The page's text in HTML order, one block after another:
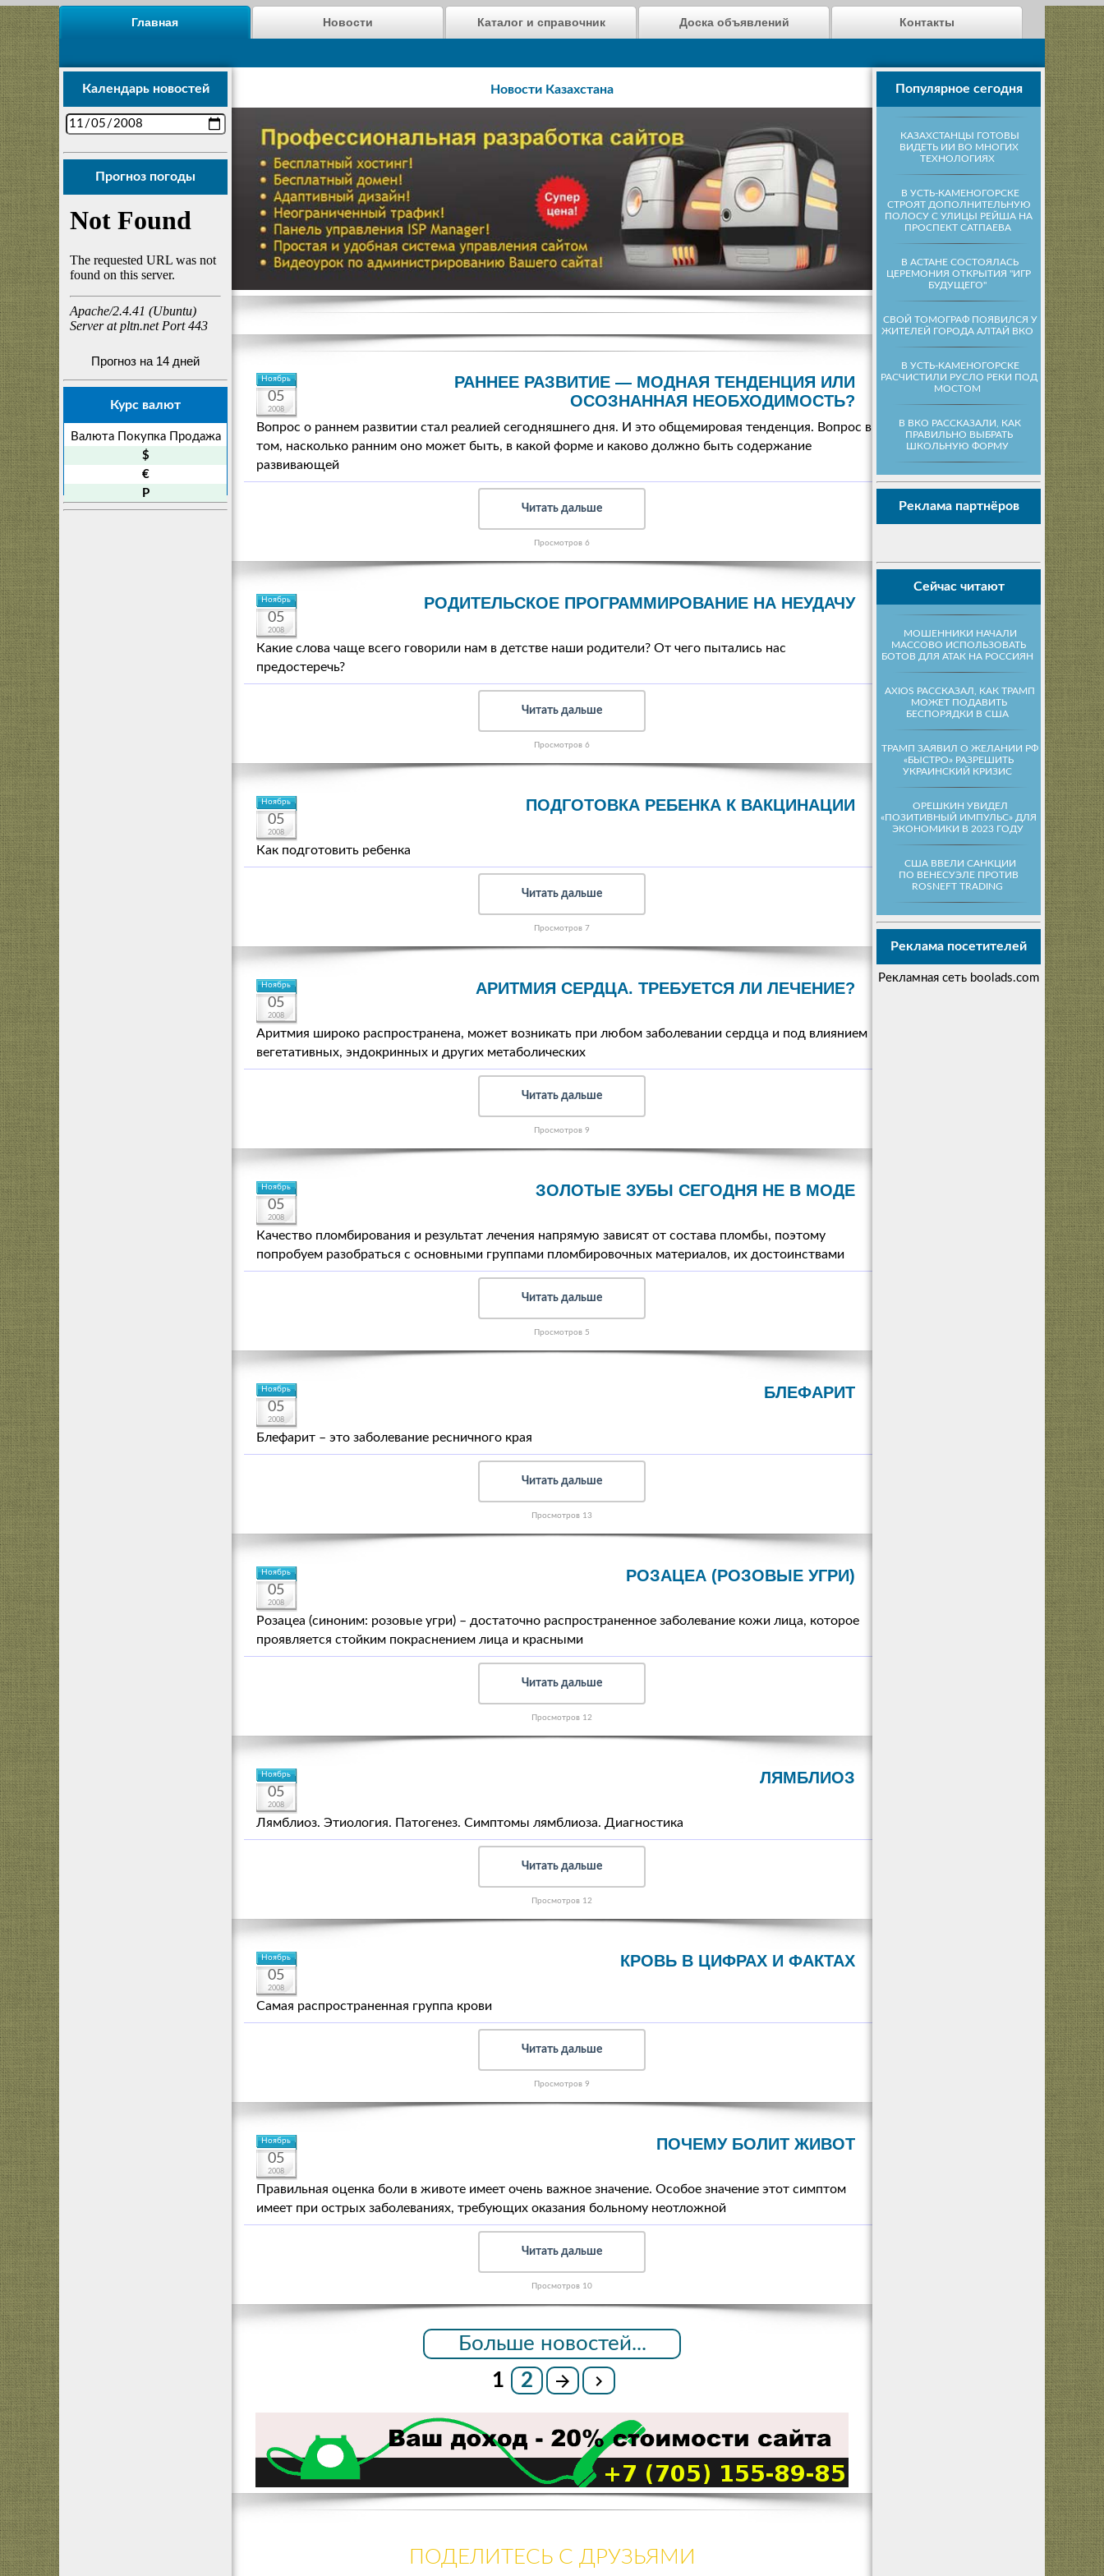
Главная Новости Каталог и справочник Доска объявлений Контакты
Популярное сегодня
КАЗАХСТАНЦЫ ГОТОВЫ
ВИДЕТЬ ИИ ВО МНОГИХ
ТЕХНОЛОГИЯХ
В УСТЬ-КАМЕНОГОРСКЕ
СТРОЯТ ДОПОЛНИТЕЛЬНУЮ
ПОЛОСУ С УЛИЦЫ РЕЙША НА
ПРОСПЕКТ САТПАЕВА
В АСТАНЕ СОСТОЯЛАСЬ
ЦЕРЕМОНИЯ ОТКРЫТИЯ "ИГР
БУДУЩЕГО"
СВОЙ ТОМОГРАФ ПОЯВИЛСЯ У
ЖИТЕЛЕЙ ГОРОДА АЛТАЙ ВКО
В УСТЬ-КАМЕНОГОРСКЕ
РАСЧИСТИЛИ РУСЛО РЕКИ ПОД
МОСТОМ
В ВКО РАССКАЗАЛИ, КАК
ПРАВИЛЬНО ВЫБРАТЬ
ШКОЛЬНУЮ ФОРМУ
Реклама партнёров
Сейчас читают
МОШЕННИКИ НАЧАЛИ
МАССОВО ИСПОЛЬЗОВАТЬ
БОТОВ ДЛЯ АТАК НА РОССИЯН
AXIOS РАССКАЗАЛ, КАК ТРАМП
МОЖЕТ ПОДАВИТЬ
БЕСПОРЯДКИ В США
ТРАМП ЗАЯВИЛ О ЖЕЛАНИИ РФ
«БЫСТРО» РАЗРЕШИТЬ
УКРАИНСКИЙ КРИЗИС
ОРЕШКИН УВИДЕЛ
«ПОЗИТИВНЫЙ ИМПУЛЬС» ДЛЯ
ЭКОНОМИКИ В 2023 ГОДУ
США ВВЕЛИ САНКЦИИ
ПО ВЕНЕСУЭЛЕ ПРОТИВ
ROSNEFT TRADING
Реклама посетителей
Рекламная сеть boolads.com
Календарь новостей
Прогноз погоды
Прогноз на 14 дней
Курс валют
Валюта Покупка
Продажа
$
€
P
Новости Казахстана
Ноябрь
05
2008
РАННЕЕ РАЗВИТИЕ — МОДНАЯ ТЕНДЕНЦИЯ ИЛИ
ОСОЗНАННАЯ НЕОБХОДИМОСТЬ?
Вопрос о раннем развитии стал реалией сегодняшнего дня. И это общемировая тенденция. Вопрос в
том, насколько ранним оно может быть, в какой форме и каково должно быть содержание
развивающей
Читать дальше
Просмотров 6
Ноябрь
05
2008
РОДИТЕЛЬСКОЕ ПРОГРАММИРОВАНИЕ НА НЕУДАЧУ
Какие слова чаще всего говорили нам в детстве наши родители? От чего пытались нас
предостеречь?
Читать дальше
Просмотров 6
Ноябрь
05
2008
ПОДГОТОВКА РЕБЕНКА К ВАКЦИНАЦИИ
Как подготовить ребенка
Читать дальше
Просмотров 7
Ноябрь
05
2008
АРИТМИЯ СЕРДЦА. ТРЕБУЕТСЯ ЛИ ЛЕЧЕНИЕ?
Аритмия широко распространена, может возникать при любом заболевании сердца и под влиянием
вегетативных, эндокринных и других метаболических
Читать дальше
Просмотров 9
Ноябрь
05
2008
ЗОЛОТЫЕ ЗУБЫ СЕГОДНЯ НЕ В МОДЕ
Качество пломбирования и результат лечения напрямую зависят от состава пломбы, поэтому
попробуем разобраться с основными группами пломбировочных материалов, их достоинствами
Читать дальше
Просмотров 5
Ноябрь
05
2008
БЛЕФАРИТ
Блефарит – это заболевание ресничного края
Читать дальше
Просмотров 13
Ноябрь
05
2008
РОЗАЦЕА (РОЗОВЫЕ УГРИ)
Розацеа (синоним: розовые угри) – достаточно распространенное заболевание кожи лица, которое
проявляется стойким покраснением лица и красными
Читать дальше
Просмотров 12
Ноябрь
05
2008
ЛЯМБЛИОЗ
Лямблиоз. Этиология. Патогенез. Симптомы лямблиоза. Диагностика
Читать дальше
Просмотров 12
Ноябрь
05
2008
КРОВЬ В ЦИФРАХ И ФАКТАХ
Самая распространенная группа крови
Читать дальше
Просмотров 9
Ноябрь
05
2008
ПОЧЕМУ БОЛИТ ЖИВОТ
Правильная оценка боли в животе имеет очень важное значение. Особое значение этот симптом
имеет при острых заболеваниях, требующих оказания больному неотложной
Читать дальше
Просмотров 10
Больше новостей...
1
2
ПОДЕЛИТЕСЬ С ДРУЗЬЯМИ